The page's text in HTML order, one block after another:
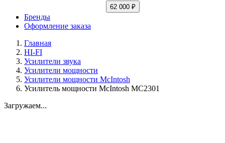
62 000 ₽
Бренды
Оформление заказа
Главная
HI-FI
Усилители звука
Усилители мощности
Усилители мощности McIntosh
Усилитель мощности McIntosh MC2301
Загружаем...